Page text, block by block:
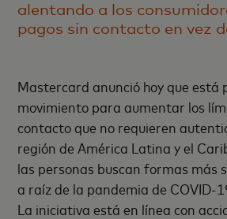
alentando a los
pagos sin contacto en vez
Mastercard anunció hoy que está
movimiento para aumentar los
contacto que no requieren
región de América Latina y el
las personas buscan formas más
a raíz de la pandemia de COVID-
La iniciativa está en línea con